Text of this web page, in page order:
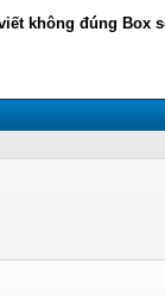
không đúng Box